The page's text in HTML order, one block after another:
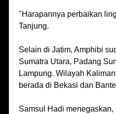
"Harapannya perbaikan
Tanjung.
Selain di Jatim, Amphibi
Sumatra Utara, Padang
Lampung. Wilayah
berada di Bekasi dan
Samsul Hadi